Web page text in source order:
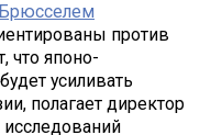
против
что японо-
усиливать
полагает директор
исследований